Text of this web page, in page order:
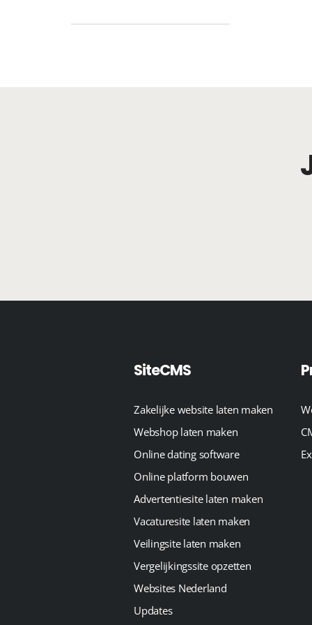
SiteCMS
Zakelijke website laten maken
Webshop laten maken
Online dating software
Online platform bouwen
Advertentiesite laten maken
Vacaturesite laten maken
Veilingsite laten maken
Vergelijkingssite opzetten
Websites Nederland
Updates